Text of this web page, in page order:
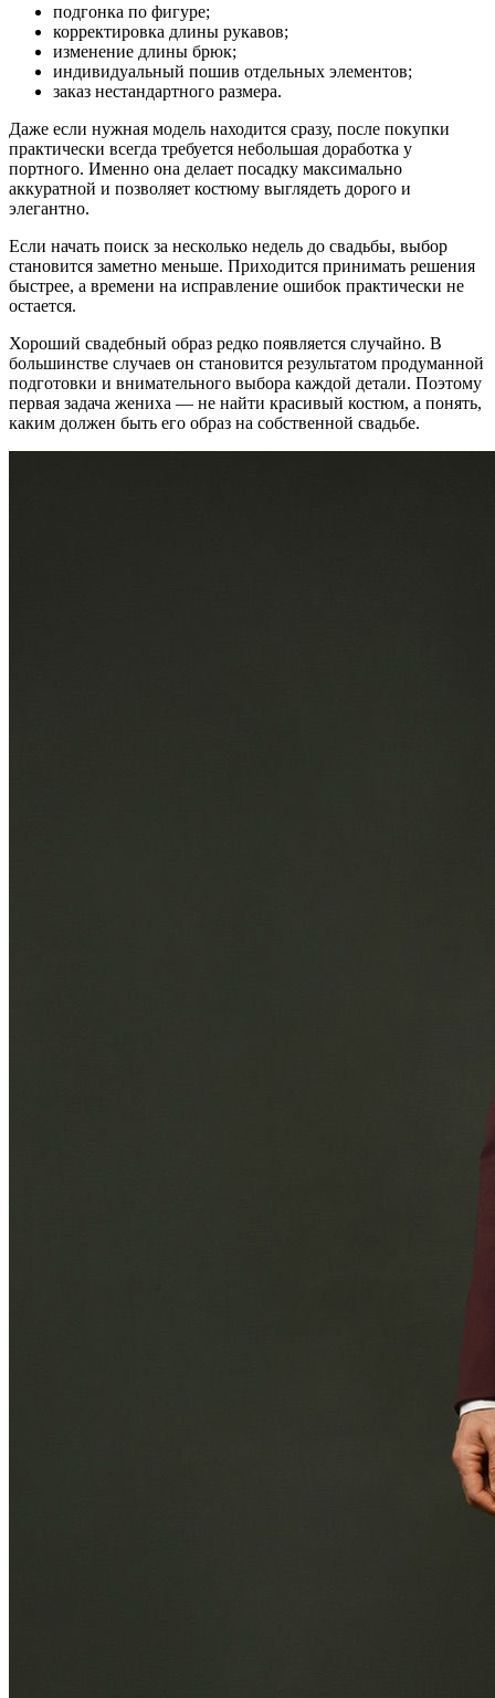
подгонка по фигуре;
корректировка длины рукавов;
изменение длины брюк;
индивидуальный пошив отдельных элементов;
заказ нестандартного размера.
Даже если нужная модель находится сразу, после покупки
практически всегда требуется небольшая доработка у
портного. Именно она делает посадку максимально
аккуратной и позволяет костюму выглядеть дорого и
элегантно.
Если начать поиск за несколько недель до свадьбы, выбор
становится заметно меньше. Приходится принимать решения
быстрее, а времени на исправление ошибок практически не
остается.
Хороший свадебный образ редко появляется случайно. В
большинстве случаев он становится результатом продуманной
подготовки и внимательного выбора каждой детали. Поэтому
первая задача жениха — не найти красивый костюм, а понять,
каким должен быть его образ на собственной свадьбе.